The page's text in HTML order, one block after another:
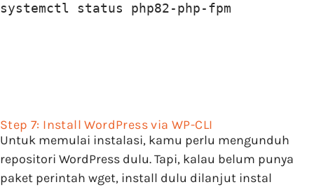
systemctl status php82-php-fpm
Step 7: Install WordPress via WP-CLI
Untuk memulai instalasi, kamu perlu mengunduh
repositori WordPress dulu. Tapi, kalau belum punya
paket perintah wget, install dulu dilanjut instal